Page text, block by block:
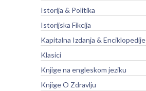
Istorija & Politika
Istorijska Fikcija
Kapitalna Izdanja & Enciklopedije
Klasici
Knjige na engleskom jeziku
Knjige O Zdravlju